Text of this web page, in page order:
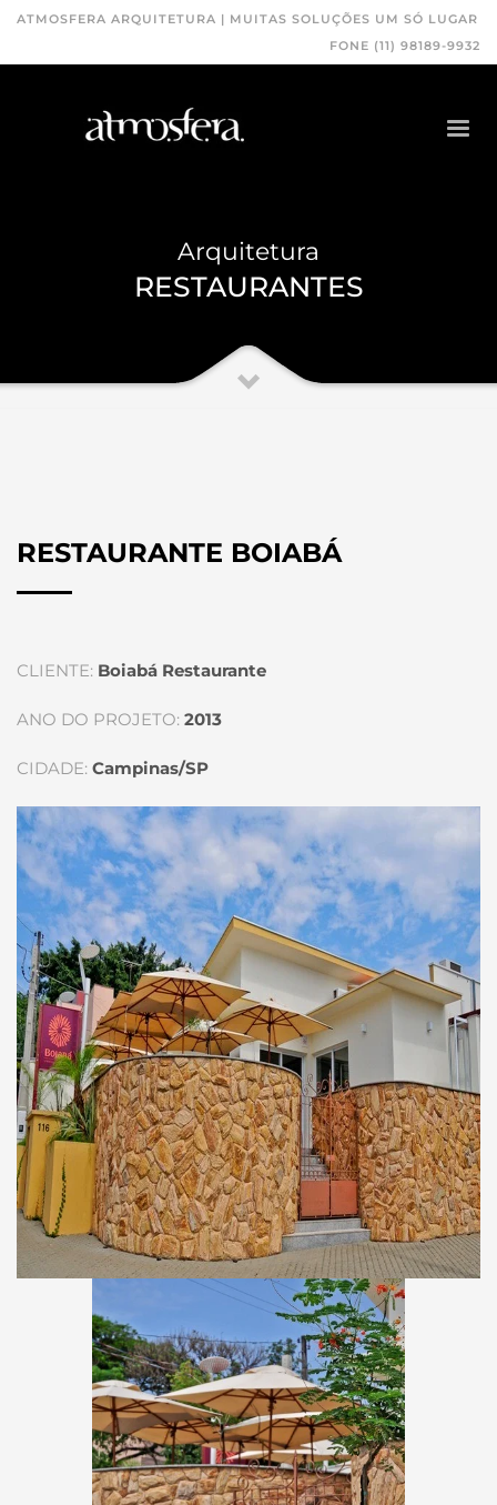
ATMOSFERA ARQUITETURA | MUITAS SOLUÇÕES UM SÓ LUGAR
FONE (11) 98189-9932
Arquitetura
RESTAURANTES
RESTAURANTE BOIABÁ
CLIENTE: Boiabá Restaurante
ANO DO PROJETO: 2013
CIDADE: Campinas/SP